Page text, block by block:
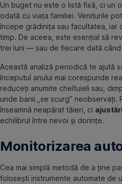
Un buget nu este o listă fixă, ci un
odată cu viața familiei. Veniturile
începe grădinița sau facultatea, iar
timp. De aceea, este esențial să
trei luni — sau de fiecare dată
Această analiză periodică te ajută
începutul anului mai corespunde
reduceți anumite cheltuieli sau,
unde banii „se scurg” neobservați.
înseamnă neapărat tăieri, ci
echilibrul între nevoi și dorințe.
Monitorizarea
Cea mai simplă metodă de a ține
folosești instrumente automate de